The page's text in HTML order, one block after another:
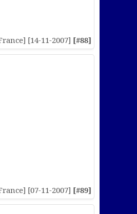
[14-11-2007] [#88]
[07-11-2007] [#89]